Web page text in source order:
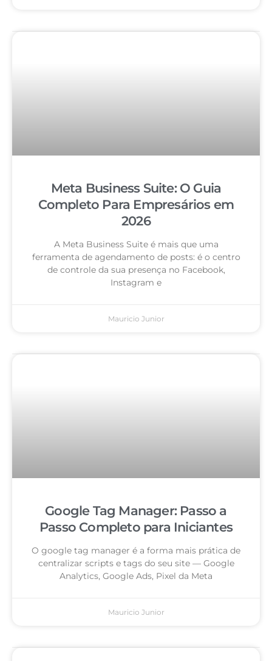
Meta Business Suite: O Guia
Completo Para Empresários em
2026
A Meta Business Suite é mais que uma
ferramenta de agendamento de posts: é o centro
de controle da sua presença no Facebook,
Instagram e
Mauricio Junior
Google Tag Manager: Passo a
Passo Completo para Iniciantes
O google tag manager é a forma mais prática de
centralizar scripts e tags do seu site — Google
Analytics, Google Ads, Pixel da Meta
Mauricio Junior